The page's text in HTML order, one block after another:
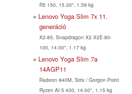
R5 150, 15.30", 1.59 kg
Lenovo Yoga Slim 7x 11.
generáció
X2-85, Snapdragon X2 X2E-80-
100, 14.00", 1.17 kg
Lenovo Yoga Slim 7a
14AGP11
Radeon 840M, Strix / Gorgon Point
Ryzen AI 5 430, 14.00", 1.15 kg